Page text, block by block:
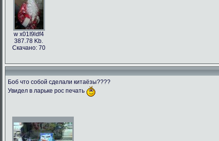
w x01I9ldf4
387.78 Kb.
Скачано: 70
Боб что собой сделали китаёзы????
Увидел в ларьке рос печать